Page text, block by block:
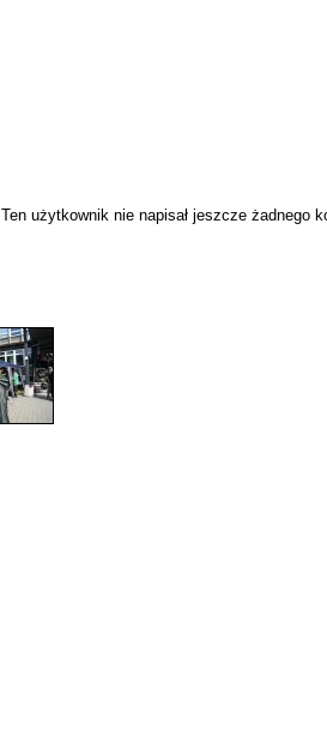
Ten użytkownik nie napisał jeszcze żadnego